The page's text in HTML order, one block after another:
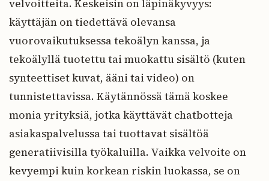
velvoitteita. Keskeisin on läpinäkyvyys:
käyttäjän on tiedettävä olevansa
vuorovaikutuksessa tekoälyn kanssa, ja
tekoälyllä tuotettu tai muokattu sisältö (kuten
synteettiset kuvat, ääni tai video) on
tunnistettavissa. Käytännössä tämä koskee
monia yrityksiä, jotka käyttävät chatbotteja
asiakaspalvelussa tai tuottavat sisältöä
generatiivisilla työkaluilla. Vaikka velvoite on
kevyempi kuin korkean riskin luokassa, se on